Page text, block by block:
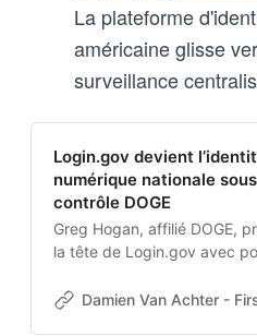
La plateforme
américaine glisse
surveillance
Login.gov devient
numérique nationale sous
contrôle DOGE
Greg Hogan, affilié DOGE,
la tête de Login.gov avec
d’identité nationale
Damien Van Achter -